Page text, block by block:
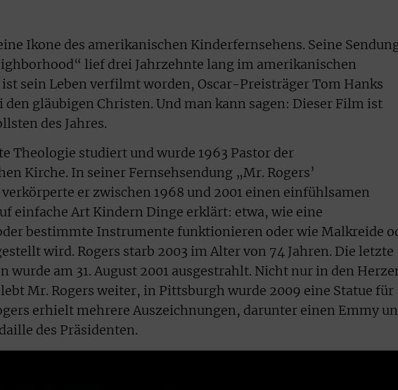
Ikone des amerikanischen Kinderfernsehens. Seine
lief drei Jahrzehnte lang im amerikanischen
ist sein Leben verfilmt worden, Oscar-Preisträger Tom Hanks
den gläubigen Christen. Und man kann sagen: Dieser Film ist
des Jahres.
Theologie studiert und wurde 1963 Pastor der
Kirche. In seiner Fernsehsendung „Mr. Rogers’
er zwischen 1968 und 2001 einen einfühlsamen
einfache Art Kindern Dinge erklärt: etwa, wie eine
bestimmte Instrumente funktionieren oder wie Malkreide
wird. Rogers starb 2003 im Alter von 74 Jahren. Die letzte
wurde am 31. August 2001 ausgestrahlt. Nicht nur in den
Mr. Rogers weiter, in Pittsburgh wurde 2009 eine Statue für
erhielt mehrere Auszeichnungen, darunter einen Emmy
des Präsidenten.